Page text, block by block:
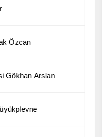
Özcan
Gökhan Arslan